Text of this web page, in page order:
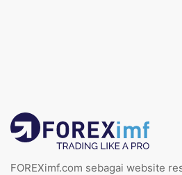
FOREXimf.com sebagai website